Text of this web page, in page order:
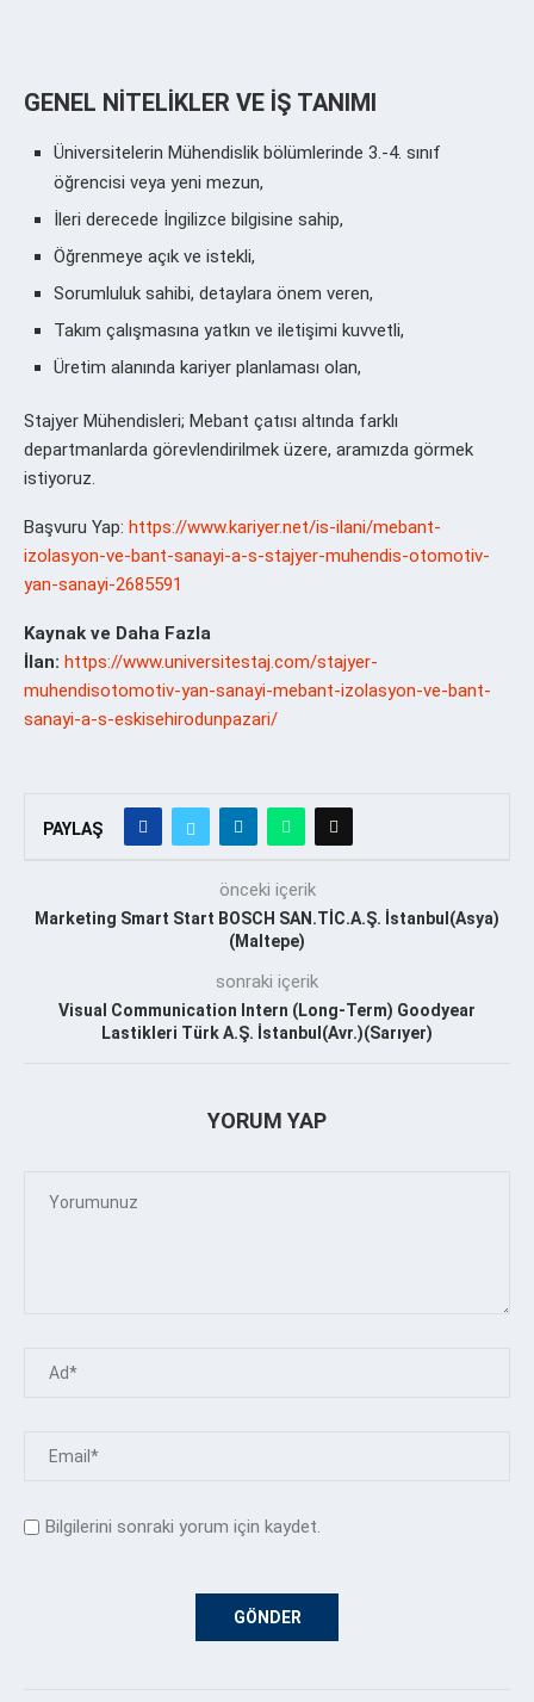
GENEL NİTELİKLER VE İŞ TANIMI
Üniversitelerin Mühendislik bölümlerinde 3.-4. sınıf
öğrencisi veya yeni mezun,
İleri derecede İngilizce bilgisine sahip,
Öğrenmeye açık ve istekli,
Sorumluluk sahibi, detaylara önem veren,
Takım çalışmasına yatkın ve iletişimi kuvvetli,
Üretim alanında kariyer planlaması olan,
Stajyer Mühendisleri; Mebant çatısı altında farklı
departmanlarda görevlendirilmek üzere, aramızda görmek
istiyoruz.
Başvuru Yap: https://www.kariyer.net/is-ilani/mebant-
izolasyon-ve-bant-sanayi-a-s-stajyer-muhendis-otomotiv-
yan-sanayi-2685591
Kaynak ve Daha Fazla
İlan: https://www.universitestaj.com/stajyer-
muhendisotomotiv-yan-sanayi-mebant-izolasyon-ve-bant-
sanayi-a-s-eskisehirodunpazari/
PAYLAŞ
önceki içerik
Marketing Smart Start BOSCH SAN.TİC.A.Ş. İstanbul(Asya)
(Maltepe)
sonraki içerik
Visual Communication Intern (Long-Term) Goodyear
Lastikleri Türk A.Ş. İstanbul(Avr.)(Sarıyer)
YORUM YAP
Bilgilerini sonraki yorum için kaydet.